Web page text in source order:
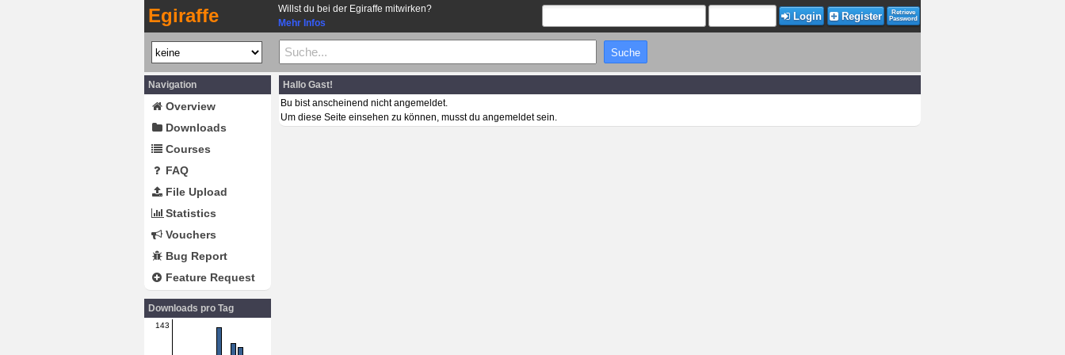
Egiraffe
Willst du bei der Egiraffe mitwirken?
Mehr Infos
Login Register
Retrieve
Password
Navigation
Overview
Downloads
Courses
FAQ
File Upload
Statistics
Vouchers
Bug Report
Feature Request
Downloads pro Tag
143
Hallo Gast!
Bu bist anscheinend nicht angemeldet.
Um diese Seite einsehen zu können, musst du angemeldet sein.